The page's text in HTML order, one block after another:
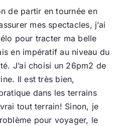
de partir en tournée en
mes spectacles, j’ai
pour tracter ma belle
en impératif au niveau du
J’ai choisi un 26pm2 de
Il est très bien,
dans les terrains
tout terrain! Sinon, je
pour voyager, le